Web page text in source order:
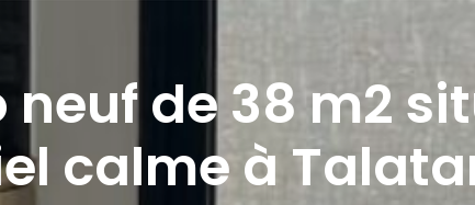
neuf de 38 m2
calme à